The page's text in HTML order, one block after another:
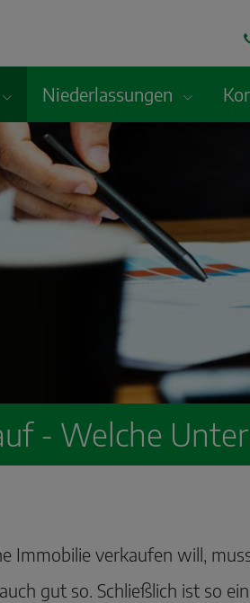
Niederlassungen
- Welche
Immobilie verkaufen will,
gut so. Schließlich ist so